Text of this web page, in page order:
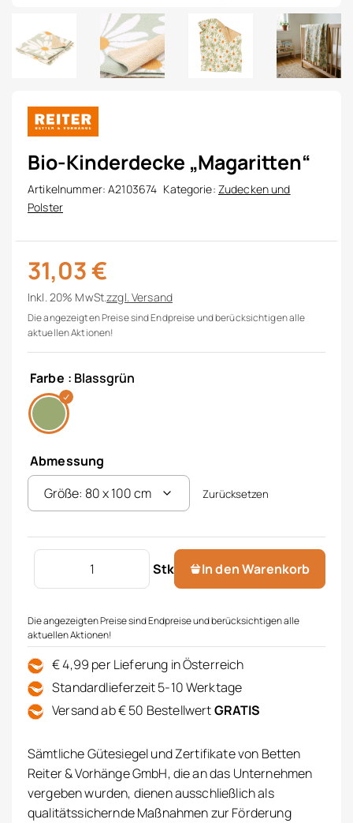
Bio-Kinderdecke „Magaritten“
Artikelnummer:A2103674 Kategorie: Zudecken und
Polster
31,03€
Inkl. 20% MwSt.zzgl.Versand
Die angezeigten Preise sind Endpreise und berücksichtigen alle
aktuellen Aktionen!
Farbe : Blassgrün
Abmessung
Zurücksetzen
Stk
Bio-Kinderdecke "Magaritten" Menge
In den Warenkorb
Die angezeigten Preise sind Endpreise und berücksichtigen alle
aktuellen Aktionen!
€ 4,99 per Lieferung in Österreich
Standardlieferzeit 5-10 Werktage
Versand ab € 50 BestellwertGRATIS
Sämtliche Gütesiegel und Zertifikate von Betten
Reiter & Vorhänge GmbH, die an das Unternehmen
vergeben wurden, dienen ausschließlich als
qualitätssichernde Maßnahmen zur Förderung